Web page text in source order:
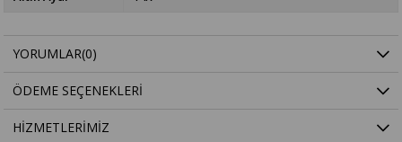
YORUMLAR(0)
ÖDEME SEÇENEKLERI
HIZMETLERIMIZ